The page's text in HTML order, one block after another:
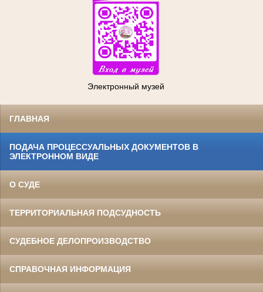
Электронный музей
ГЛАВНАЯ
ПОДАЧА ПРОЦЕССУАЛЬНЫХ ДОКУМЕНТОВ В
ЭЛЕКТРОННОМ ВИДЕ
О СУДЕ
ТЕРРИТОРИАЛЬНАЯ ПОДСУДНОСТЬ
СУДЕБНОЕ ДЕЛОПРОИЗВОДСТВО
СПРАВОЧНАЯ ИНФОРМАЦИЯ